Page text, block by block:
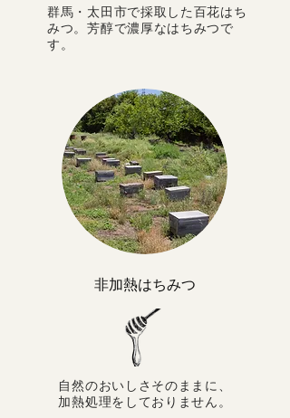
群馬・太田市で採取した百花はち
みつ。芳醇で濃厚なはちみつで
す。
​非加熱はちみつ
自然のおいしさそのままに、
加熱処理をしておりません。